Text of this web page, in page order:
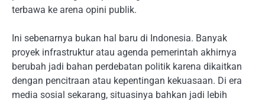
terbawa ke arena opini publik.
Ini sebenarnya bukan hal baru di Indonesia. Banyak
proyek infrastruktur atau agenda pemerintah akhirnya
berubah jadi bahan perdebatan politik karena dikaitkan
dengan pencitraan atau kepentingan kekuasaan. Di era
media sosial sekarang, situasinya bahkan jadi lebih